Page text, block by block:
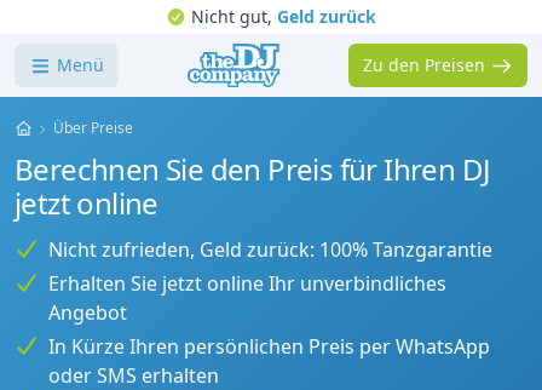
Nicht gut,Geld zurück
Menü Zu den Preisen
Home Über Preise
Berechnen Sie den Preis für Ihren DJ
jetzt online
Nicht zufrieden, Geld zurück: 100% Tanzgarantie
Erhalten Sie jetzt online Ihr unverbindliches
Angebot
In Kürze Ihren persönlichen Preis per WhatsApp
oder SMS erhalten